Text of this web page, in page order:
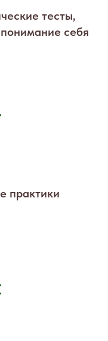
тесты,
себя
практики